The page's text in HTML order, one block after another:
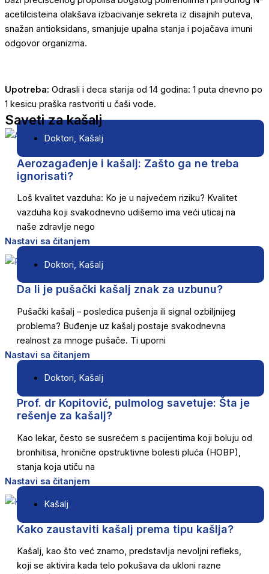
acetilcisteina olakšava izbacivanje sekreta iz disajnih puteva,
snažan antioksidans, smanjuje upalna stanja i pojačava imuni
odgovor organizma.
Upotreba: Odrasli i deca starija od 14 godina: 1 puta dnevno po
1 kesicu praška rastvoriti u čaši vode.
Saveti za kašalj
Doktori, Kašalj
Aerozagađenje i kašalj: Zašto ga ne treba
ignorisati?
Loš kvalitet vazduha: Ko je u najvećem riziku? Kvalitet
vazduha koji svakodnevno udišemo ima veći uticaj na
naše zdravlje nego
Nastavi sa čitanjem
Doktori, Kašalj
Da li je pušački kašalj znak za uzbunu?
Pušački kašalj – posledica pušenja ili signal ozbiljnijeg
problema? Buđenje uz kašalj postaje svakodnevna
realnost za mnoge pušače. Ti uporni
Nastavi sa čitanjem
Doktori, Kašalj
Prof. dr Kopitović, pulmolog savetuje: Šta je
rešenje za kašalj?
Kao lekar, često se susrećem s pacijentima koji boluju od
bronhitisa, hronične opstruktivne bolesti pluća (HOBP),
stanja koja utiču na
Nastavi sa čitanjem
Kašalj
Kako zaustaviti kašalj prema tipu kašlja?
Kašalj, kao što već znamo, predstavlja nevoljni refleks,
koji se aktivira kada telo pokušava da ukloni razne